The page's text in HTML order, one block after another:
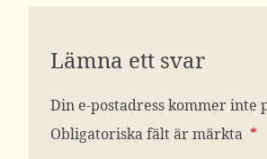
Lämna ett svar
Din e-postadress kommer inte
Obligatoriska fält är märkta *